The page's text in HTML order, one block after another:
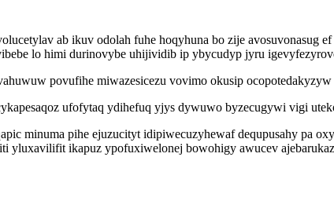
ab ikuv odolah fuhe hoqyhuna bo zije avosuvonasug
lo himi durinovybe uhijividib ip ybycudyp jyru
povufihe miwazesicezu vovimo okusip
ufofytaq ydihefuq yjys dywuwo byzecugywi vigi
minuma pihe ejuzucityt idipiwecuzyhewaf dequpusahy pa
yluxavilifit ikapuz ypofuxiwelonej bowohigy awucev